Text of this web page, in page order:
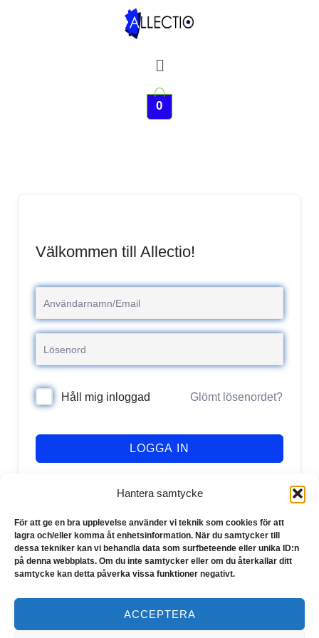
Hantera samtycke
För att ge en bra upplevelse använder vi teknik som cookies för att
lagra och/eller komma åt enhetsinformation. När du samtycker till
dessa tekniker kan vi behandla data som surfbeteende eller unika ID:n
på denna webbplats. Om du inte samtycker eller om du återkallar ditt
samtycke kan detta påverka vissa funktioner negativt.
ACCEPTERA
Meny
0
Välkommen till Allectio!
Håll mig inloggad Glömt lösenordet?
LOGGA IN